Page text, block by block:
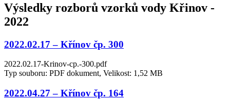
Výsledky rozborů vzorků vody Křinov -
2022
2022.02.17 – Křínov čp. 300
2022.02.17-Krinov-cp.-300.pdf
Typ souboru: PDF dokument, Velikost: 1,52 MB
2022.04.27 – Křínov čp. 164